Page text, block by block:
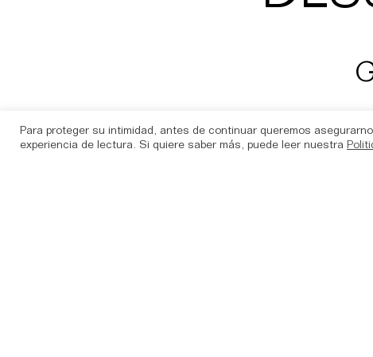
Para proteger su intimidad, antes de continuar queremos
experiencia de lectura. Si quiere saber más, puede leer nuestra